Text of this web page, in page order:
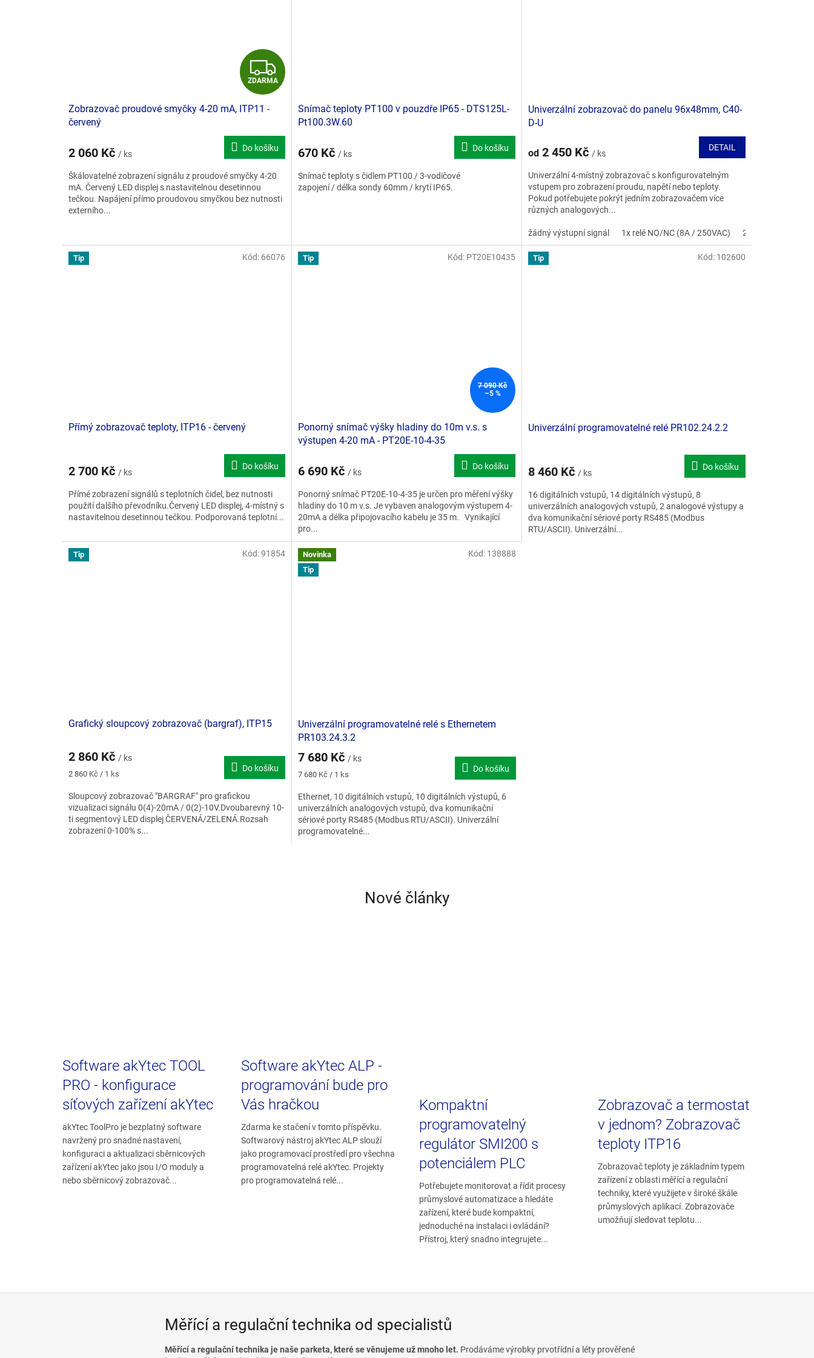
Z
D
R
M
A
ZDARMA
Zobrazovač proudové smyčky 4-20 mA, ITP11 -
červený
2 060 Kč / ks
Do košíku
Škálovatelné zobrazení signálu z proudové smyčky 4-20
mA. Červený LED displej s nastavitelnou desetinnou
tečkou. Napájení přímo proudovou smyčkou bez nutnosti
externího...
Snímač teploty PT100 v pouzdře IP65 - DTS125L-
Pt100.3W.60
670 Kč / ks
Do košíku
Snímač teploty s čidlem PT100 / 3-vodičové
zapojení / délka sondy 60mm / krytí IP65.
Univerzální zobrazovač do panelu 96x48mm, C40-
D-U
od2 450 Kč / ks
DETAIL
Univerzální 4-místný zobrazovač s konfigurovatelným
vstupem pro zobrazení proudu, napětí nebo teploty.
Pokud potřebujete pokrýt jedním zobrazovačem více
různých analogových...
žádný výstupní signál 1x relé NO/NC (8A / 250VAC) 2x relé NO/NC (8A
Tip
Přímý zobrazovač teploty, ITP16 - červený
2 700 Kč / ks
Do košíku
Přímé zobrazení signálů s teplotních čidel, bez nutnosti
použití dalšího převodníku.Červený LED displej, 4-místný s
nastavitelnou desetinnou tečkou. Podporovaná teplotní...
Kód: 66076
Tip
7 090 Kč
–5 %
Ponorný snímač výšky hladiny do 10m v.s. s
výstupen 4-20 mA - PT20E-10-4-35
6 690 Kč/ ks
Do košíku
Ponorný snímač PT20E-10-4-35 je určen pro měření výšky
hladiny do 10 m v.s. Je vybaven analogovým výstupem 4-
20mA a délka připojovacího kabelu je 35 m. Vynikající
pro...
Kód: PT20E10435
Tip
Univerzální programovatelné relé PR102.24.2.2
8 460 Kč / ks
Do košíku
16 digitálních vstupů, 14 digitálních výstupů, 8
univerzálních analogových vstupů, 2 analogové výstupy a
dva komunikační sériové porty RS485 (Modbus
RTU/ASCII). Univerzální...
Kód: 102600
Tip
Grafický sloupcový zobrazovač (bargraf), ITP15
2 860 Kč / ks
Měrná
2 860 Kč / 1 ks
Do košíku
Sloupcový zobrazovač "BARGRAF" pro grafickou
vizualizaci signálu 0(4)-20mA / 0(2)-10V.Dvoubarevný 10-
ti segmentový LED displej ČERVENÁ/ZELENÁ.Rozsah
zobrazení 0-100% s...
Kód:91854
Novinka
Tip
Univerzální programovatelné relé s Ethernetem
PR103.24.3.2
7 680 Kč / ks
Měrná
7 680 Kč / 1 ks
Do košíku
Ethernet, 10 digitálních vstupů, 10 digitálních výstupů, 6
univerzálních analogových vstupů, dva komunikační
sériové porty RS485 (Modbus RTU/ASCII). Univerzální
programovatelné...
Kód: 138888
Nové články
Software akYtec TOOL
PRO - konfigurace
síťových zařízení akYtec
akYtec ToolPro je bezplatný software
navržený pro snadné nastavení,
konfiguraci a aktualizaci sběrnicových
zařízení akYtec jako jsou I/O moduly a
nebo sběrnicový zobrazovač...
Software akYtec ALP -
programování bude pro
Vás hračkou
Zdarma ke stačení v tomto příspěvku.
Softwarový nástroj akYtec ALP slouží
jako programovací prostředí pro všechna
programovatelná relé akYtec. Projekty
pro programovatelná relé...
Kompaktní
programovatelný
regulátor SMI200 s
potenciálem PLC
Potřebujete monitorovat a řídit procesy
průmyslové automatizace a hledáte
zařízení, které bude kompaktní,
jednoduché na instalaci i ovládání?
Přístroj, který snadno integrujete...
Zobrazovač a termostat
v jednom? Zobrazovač
teploty ITP16
Zobrazovač teploty je základním typem
zařízení z oblasti měřící a regulační
techniky, které využijete v široké škále
průmyslových aplikací. Zobrazovače
umožňují sledovat teplotu...
Měřící a regulační technika od specialistů
Měřící a regulační technika je naše parketa, které se věnujeme už mnoho let. Prodáváme výrobky prvotřídní a léty prověřené